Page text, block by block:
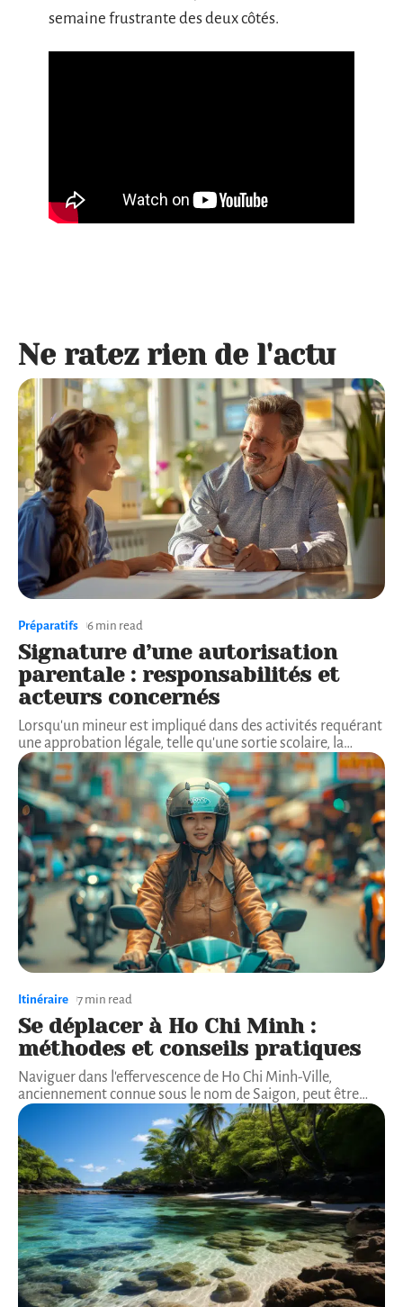
semaine frustrante des deux côtés.
Ne ratez rien de l'actu
Préparatifs 6 min read
Signature d’une autorisation
parentale : responsabilités et
acteurs concernés
Lorsqu'un mineur est impliqué dans des activités requérant
une approbation légale, telle qu'une sortie scolaire, la…
Itinéraire 7 min read
Se déplacer à Ho Chi Minh :
méthodes et conseils pratiques
Naviguer dans l'effervescence de Ho Chi Minh-Ville,
anciennement connue sous le nom de Saigon, peut être…